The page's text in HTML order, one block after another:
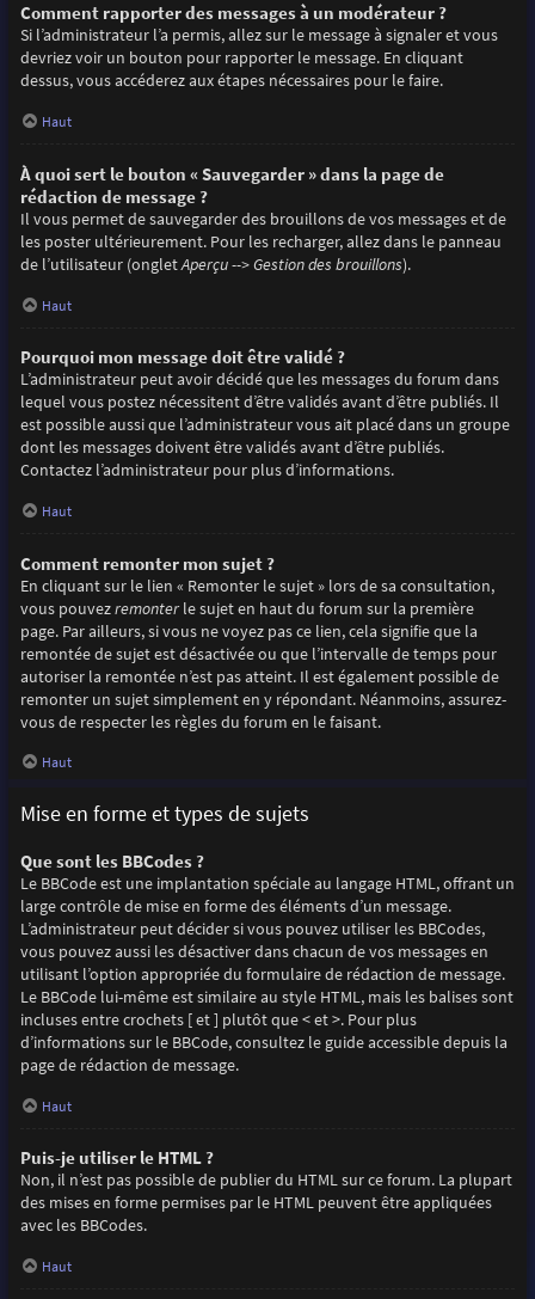
Comment rapporter des messages à un modérateur ?
Si l’administrateur l’a permis, allez sur le message à signaler et vous
devriez voir un bouton pour rapporter le message. En cliquant
dessus, vous accéderez aux étapes nécessaires pour le faire.
Haut
À quoi sert le bouton « Sauvegarder » dans la page de
rédaction de message ?
Il vous permet de sauvegarder des brouillons de vos messages et de
les poster ultérieurement. Pour les recharger, allez dans le panneau
de l’utilisateur (ongletAperçu --> Gestion des brouillons).
Haut
Pourquoi mon message doit être validé ?
L’administrateur peut avoir décidé que les messages du forum dans
lequel vous postez nécessitent d’être validés avant d’être publiés. Il
est possible aussi que l’administrateur vous ait placé dans un groupe
dont les messages doivent être validés avant d’être publiés.
Contactez l’administrateur pour plus d’informations.
Haut
Comment remonter mon sujet ?
En cliquant sur le lien « Remonter le sujet » lors de sa consultation,
vous pouvezremonterle sujet en haut du forum sur la première
page. Par ailleurs, si vous ne voyez pas ce lien, cela signifie que la
remontée de sujet est désactivée ou que l’intervalle de temps pour
autoriser la remontée n’est pas atteint. Il est également possible de
remonter un sujet simplement en y répondant. Néanmoins, assurez-
vous de respecter les règles du forum en le faisant.
Haut
Mise en forme et types de sujets
Que sont les BBCodes ?
Le BBCode est une implantation spéciale au langage HTML, offrant un
large contrôle de mise en forme des éléments d’un message.
L’administrateur peut décider si vous pouvez utiliser les BBCodes,
vous pouvez aussi les désactiver dans chacun de vos messages en
utilisant l’option appropriée du formulaire de rédaction de message.
Le BBCode lui-même est similaire au style HTML, mais les balises sont
incluses entre crochets [ et ] plutôt que < et >. Pour plus
d’informations sur le BBCode, consultez le guide accessible depuis la
page de rédaction de message.
Haut
Puis-je utiliser le HTML ?
Non, il n’est pas possible de publier du HTML sur ce forum. La plupart
des mises en forme permises par le HTML peuvent être appliquées
avec les BBCodes.
Haut